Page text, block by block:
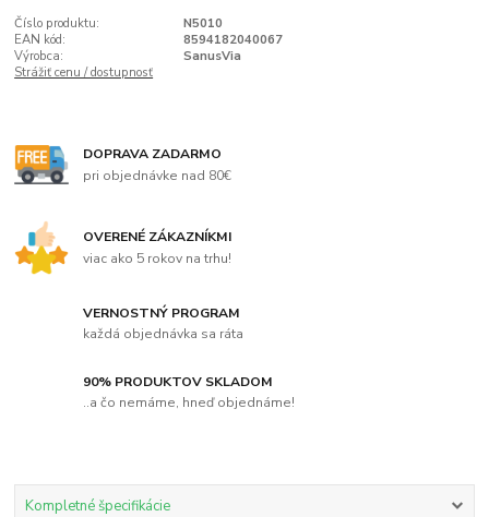
Číslo produktu:
N5010
EAN kód:
8594182040067
Výrobca:
SanusVia
Strážiť cenu / dostupnosť
DOPRAVA ZADARMO
pri objednávke nad 80€
OVERENÉ ZÁKAZNÍKMI
viac ako 5 rokov na trhu!
VERNOSTNÝ PROGRAM
každá objednávka sa ráta
90% PRODUKTOV SKLADOM
..a čo nemáme, hneď objednáme!
Kompletné špecifikácie